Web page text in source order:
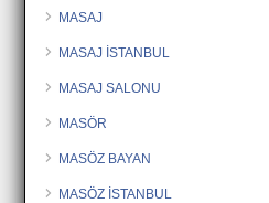
MASAJ
MASAJ İSTANBUL
MASAJ SALONU
MASÖR
MASÖZ BAYAN
MASÖZ İSTANBUL